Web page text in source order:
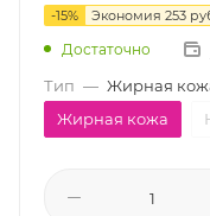
-15% Экономия 253
Достаточно
Тип — Жирная
Жирная кожа